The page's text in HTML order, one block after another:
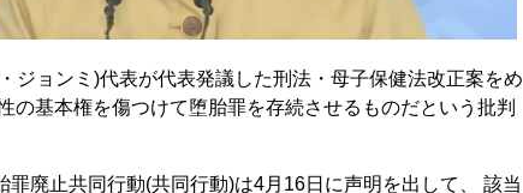
ジョンミ)代表が代表発議した刑法・母子保健法改正案をめ
の基本権を傷つけて堕胎罪を存続させるものだという批判
罪廃止共同行動(共同行動)は4月16日に声明を出して、 該当